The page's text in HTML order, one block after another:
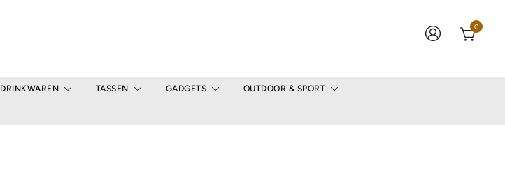
0
DRINKWAREN TASSEN GADGETS OUTDOOR & SPORT